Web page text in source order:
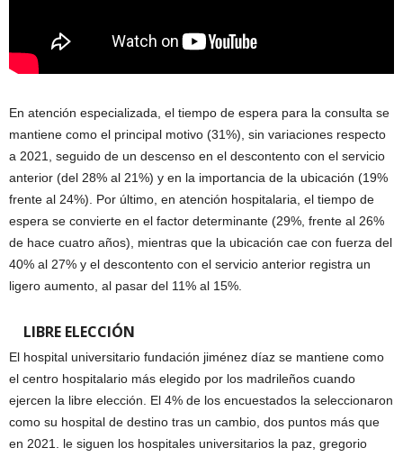
En atención especializada, el tiempo de espera para la consulta se
mantiene como el principal motivo (31%), sin variaciones respecto
a 2021, seguido de un descenso en el descontento con el servicio
anterior (del 28% al 21%) y en la importancia de la ubicación (19%
frente al 24%). Por último, en atención hospitalaria, el tiempo de
espera se convierte en el factor determinante (29%, frente al 26%
de hace cuatro años), mientras que la ubicación cae con fuerza del
40% al 27% y el descontento con el servicio anterior registra un
ligero aumento, al pasar del 11% al 15%.
LIBRE ELECCIÓN
El hospital universitario fundación jiménez díaz se mantiene como
el centro hospitalario más elegido por los madrileños cuando
ejercen la libre elección. El 4% de los encuestados la seleccionaron
como su hospital de destino tras un cambio, dos puntos más que
en 2021. le siguen los hospitales universitarios la paz, gregorio